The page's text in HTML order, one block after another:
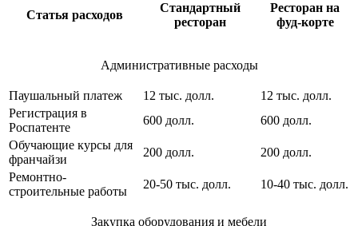
Статья расходов
Стандартный
ресторан
Ресторан на
фуд-корте
Административные расходы
Паушальный платеж 12 тыс. долл.
12 тыс. долл.
Регистрация в
Роспатенте
600 долл.
600 долл.
Обучающие курсы для
франчайзи
200 долл.
200 долл.
Ремонтно-
строительные работы
20-50 тыс. долл. 10-40 тыс. долл.
Закупка оборудования и мебели